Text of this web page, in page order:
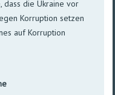
dass die Ukraine vor
Korruption setzen
auf Korruption